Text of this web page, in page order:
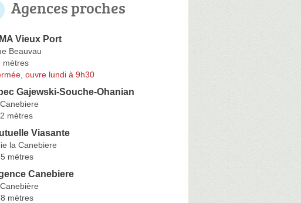
Agences proches
Vieux Port
Beauvau
mètres
ouvre lundi à 9h30
Gajewski-Souche-Ohanian
mètres
Viasante
la Canebiere
mètres
Canebiere
mètres